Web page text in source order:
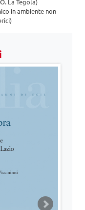
La Tegola)
in ambiente non